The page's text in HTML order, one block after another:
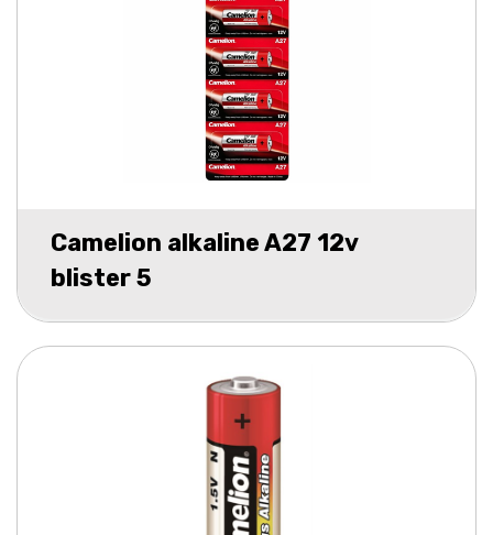
Camelion alkaline A27 12v
blister 5